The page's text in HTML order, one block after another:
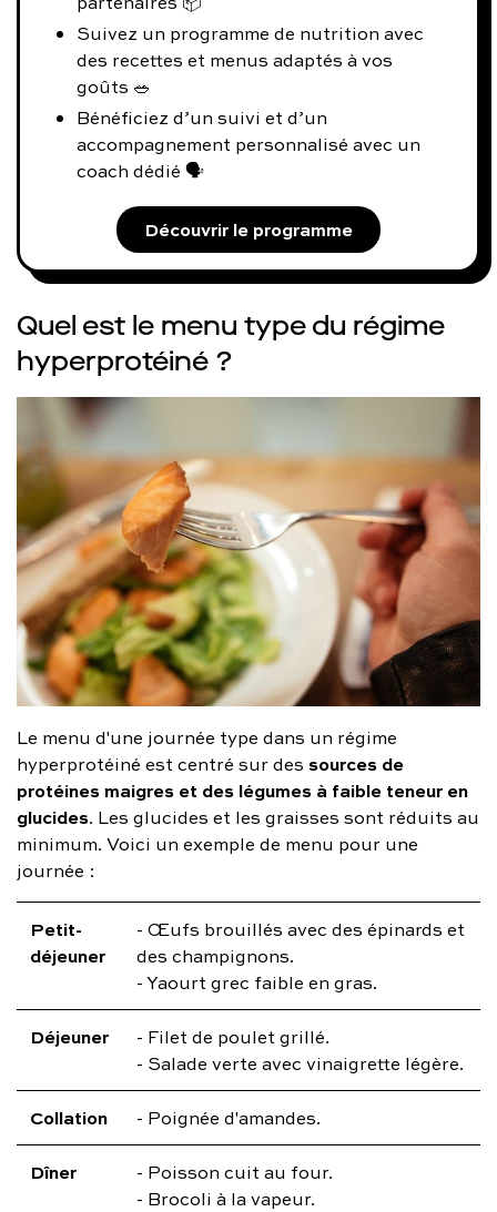
Suivez un programme de nutrition avec
des recettes et menus adaptés à vos
goûts 🥗
Bénéficiez d’un suivi et d’un
accompagnement personnalisé avec un
coach dédié 🗣️
Découvrir le programme
Quel est le menu type du régime
hyperprotéiné ?
Le menu d'une journée type dans un régime
hyperprotéiné est centré sur des sources de
protéines maigres et des légumes à faible teneur en
glucides. Les glucides et les graisses sont réduits au
minimum. Voici un exemple de menu pour une
journée :
Petit-
déjeuner
- Œufs brouillés avec des épinards et
des champignons.
- Yaourt grec faible en gras.
Déjeuner
- Filet de poulet grillé.
- Salade verte avec vinaigrette légère.
Collation - Poignée d'amandes.
Dîner
- Poisson cuit au four.
- Brocoli à la vapeur.